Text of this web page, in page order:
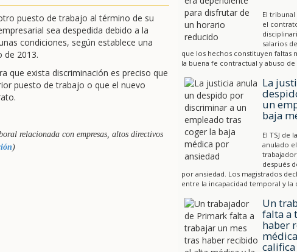
puesto de trabajo al término de su
sea despedida debido a la
condiciones, según establece una
de 2013.
que exista discriminación es preciso que
puesto de trabajo o que el nuevo
relacionada con empresas, altos directivos
)
El
el
salarios
que los hechos constituyen faltas
la buena fe contractual y abuso de
La
un
baja
El TSJ de
anulado
después
por ansiedad. Los magistrados
entre la incapacidad temporal y la
Un
falta a
haber